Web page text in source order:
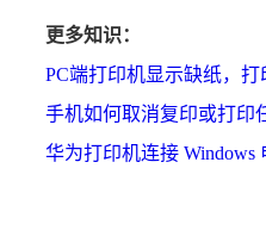
更多知识：
PC端打印机显示缺纸，
手机如何取消复印或打印
华为打印机连接 Windows